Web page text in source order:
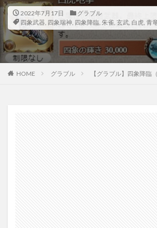
2022年7月17日
グラブル
四象武器, 四象瑞神, 四象降臨, 朱雀, 玄武, 白虎, 青
HOME グラブル 【グラブル】四象降